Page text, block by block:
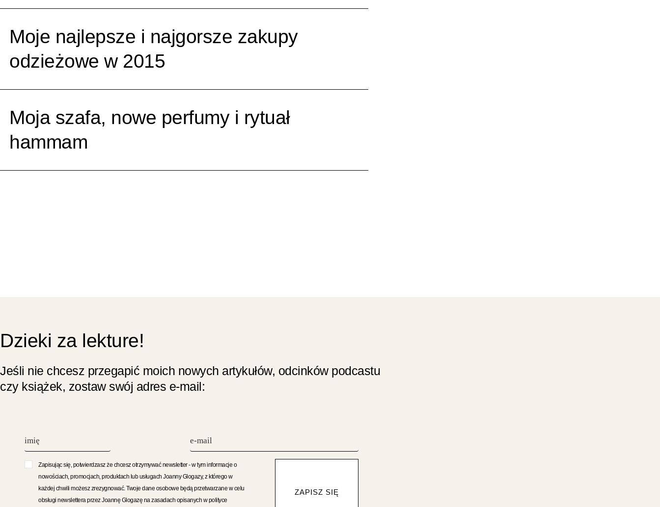
Moje najlepsze i najgorsze zakupy
odzieżowe w 2015
Moja szafa, nowe perfumy i rytuał
hammam
Dzieki za lekture!
Jeśli nie chcesz przegapić moich nowych artykułów, odcinków podcastu
czy książek, zostaw swój adres e-mail:
Zapisując się, potwierdzasz że chcesz otrzymywać newsletter - w tym informacje o
nowościach, promocjach, produktach lub usługach Joanny Glogazy, z którego w
każdej chwili możesz zrezygnować. Twoje dane osobowe będą przetwarzane w celu
obsługi newslettera przez Joannę Glogazę na zasadach opisanych w polityce
ZAPISZ SIĘ